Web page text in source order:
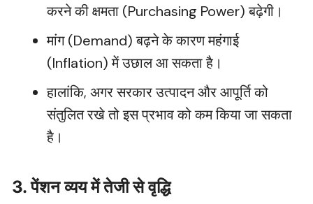
करने की क्षमता (Purchasing Power) बढ़ेगी।
मांग (Demand) बढ़ने के कारण महंगाई
(Inflation) में उछाल आ सकता है।
हालांकि, अगर सरकार उत्पादन और आपूर्ति को
संतुलित रखे तो इस प्रभाव को कम किया जा सकता
है।
3. पेंशन व्यय में तेजी से वृद्धि